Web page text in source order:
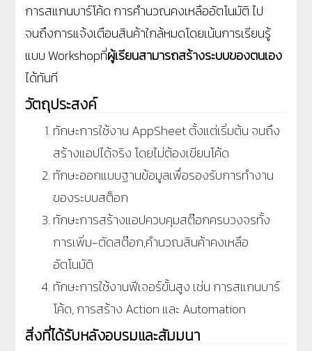
การสแกนบาร์โค้ด การคำนวณคงเหลืออัตโนมัติ ไป
จนถึงการแจ้งเตือนสินค้าใกล้หมดโดยเน้นการเรียนรู้
แบบWorkshopที่ผู้เรียนสามารถสร้างระบบของตนเอง
ได้ทันที
วัตถุประสงค์
ทักษะการใช้งาน AppSheetตั้งแต่เริ่มต้น จนถึง
สร้างแอปได้จริง โดยไม่ต้องเขียนโค้ด
ทักษะออกแบบฐานข้อมูลเพื่อรองรับการทำงาน
ของระบบสต็อก
ทักษะการสร้างแอปควบคุมสต๊อกครบวงจรทั้ง
การเพิ่ม-ตัดสต๊อก,คำนวณสินค้าคงเหลือ
อัตโนมัติ
ทักษะการใช้งานฟีเจอร์ขั้นสูง เช่น การสแกนบาร์
โค้ด,การสร้าง Action และ Automation
สิ่งที่ได้รับหลังอบรมและสัมมนา